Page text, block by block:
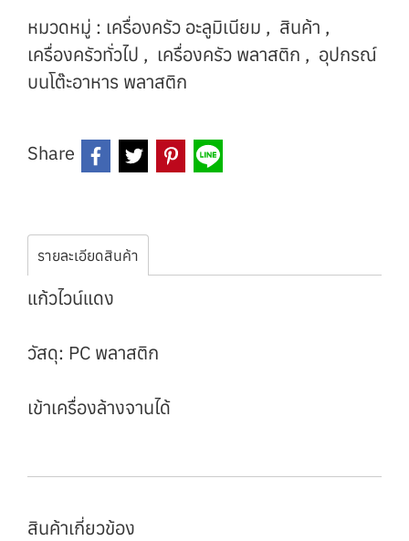
หมวดหมู่ : เครื่องครัว อะลูมิเนียม , สินค้า ,
เครื่องครัวทั่วไป , เครื่องครัว พลาสติก , อุปกรณ์
บนโต๊ะอาหาร พลาสติก
Share
รายละเอียดสินค้า
แก้วไวน์แดง
วัสดุ: PC พลาสติก
เข้าเครื่องล้างจานได้
สินค้าเกี่ยวข้อง